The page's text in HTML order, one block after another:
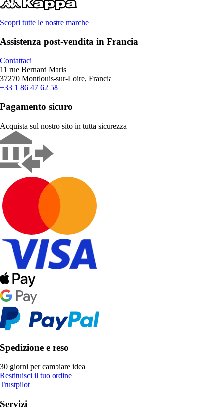
Scopri tutte le nostre marche
Assistenza post-vendita in Francia
Contattaci
11 rue Bernard Maris
37270 Montlouis-sur-Loire, Francia
+33 1 86 47 62 58
Pagamento sicuro
Acquista sul nostro sito in tutta sicurezza
Spedizione e reso
30 giorni per cambiare idea
Restituisci il tuo ordine
Trustpilot
Servizi